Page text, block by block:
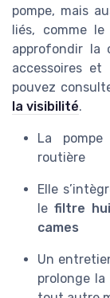
pompe, mais
liés, comme le
approfondir la
accessoires
pouvez
la visibilité.
La
routière
Elle
le filtre
cames
Un
prolonge